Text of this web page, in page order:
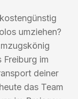
umziehen?
Freiburg im
deiner
das Team